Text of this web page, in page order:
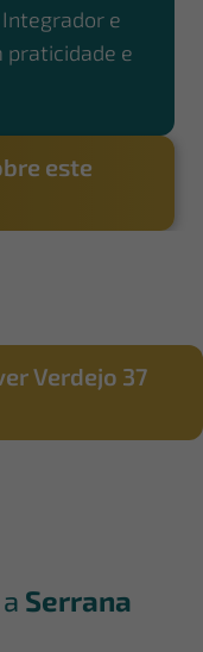
e
praticidade e
este
Verdejo 37
Serrana